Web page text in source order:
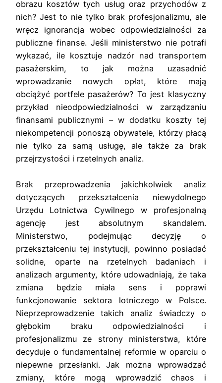
obrazu kosztów tych usług oraz przychodów z
nich? Jest to nie tylko brak profesjonalizmu, ale
wręcz ignorancja wobec odpowiedzialności za
publiczne finanse. Jeśli ministerstwo nie potrafi
wykazać, ile kosztuje nadzór nad transportem
pasażerskim, to jak można uzasadnić
wprowadzanie nowych opłat, które mają
obciążyć portfele pasażerów? To jest klasyczny
przykład nieodpowiedzialności w zarządzaniu
finansami publicznymi – w dodatku koszty tej
niekompetencji ponoszą obywatele, którzy płacą
nie tylko za samą usługę, ale także za brak
przejrzystości i rzetelnych analiz.
Brak przeprowadzenia jakichkolwiek analiz
dotyczących przekształcenia niewydolnego
Urzędu Lotnictwa Cywilnego w profesjonalną
agencję jest absolutnym skandalem.
Ministerstwo, podejmując decyzję o
przekształceniu tej instytucji, powinno posiadać
solidne, oparte na rzetelnych badaniach i
analizach argumenty, które udowadniają, że taka
zmiana będzie miała sens i poprawi
funkcjonowanie sektora lotniczego w Polsce.
Nieprzeprowadzenie takich analiz świadczy o
głębokim braku odpowiedzialności i
profesjonalizmu ze strony ministerstwa, które
decyduje o fundamentalnej reformie w oparciu o
niepewne przesłanki. Jak można wprowadzać
zmiany, które mogą wprowadzić chaos i